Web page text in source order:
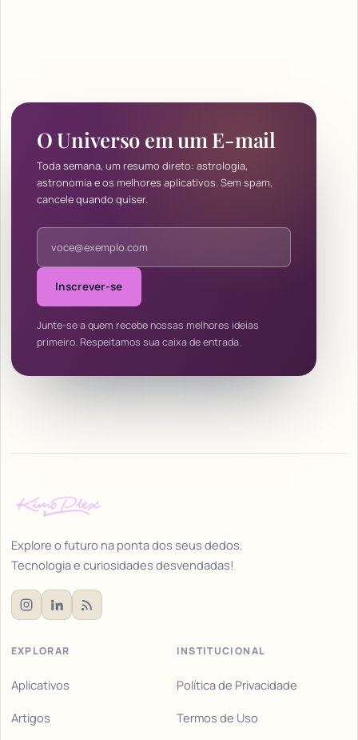
O Universo em um E-mail
Toda semana, um resumo direto: astrologia,
astronomia e os melhores aplicativos. Sem spam,
cancele quando quiser.
Endereço de e-mail
Inscrever-se
Junte-se a quem recebe nossas melhores ideias
primeiro. Respeitamos sua caixa de entrada.
Explore o futuro na ponta dos seus dedos.
Tecnologia e curiosidades desvendadas!
EXPLORAR
Aplicativos
Artigos
INSTITUCIONAL
Política de Privacidade
Termos de Uso